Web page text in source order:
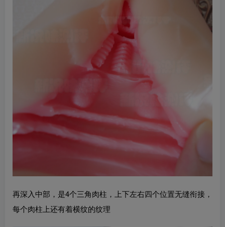
再深入中部，是4个三角肉柱，上下左右四个位置无缝衔接，
每个肉柱上还有着横纹的纹理